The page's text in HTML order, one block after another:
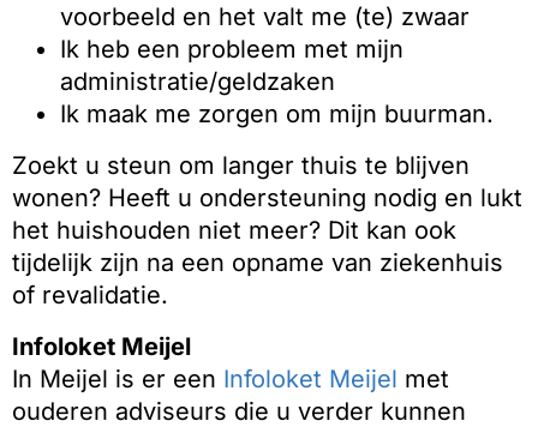
voorbeeld en het valt me (te) zwaar
Ik heb een probleem met mijn
administratie/geldzaken
Ik maak me zorgen om mijn buurman.
Zoekt u steun om langer thuis te blijven
wonen? Heeft u ondersteuning nodig en lukt
het huishouden niet meer? Dit kan ook
tijdelijk zijn na een opname van ziekenhuis
of revalidatie.
Infoloket Meijel
In Meijel is er een Infoloket Meijel met
ouderen adviseurs die u verder kunnen